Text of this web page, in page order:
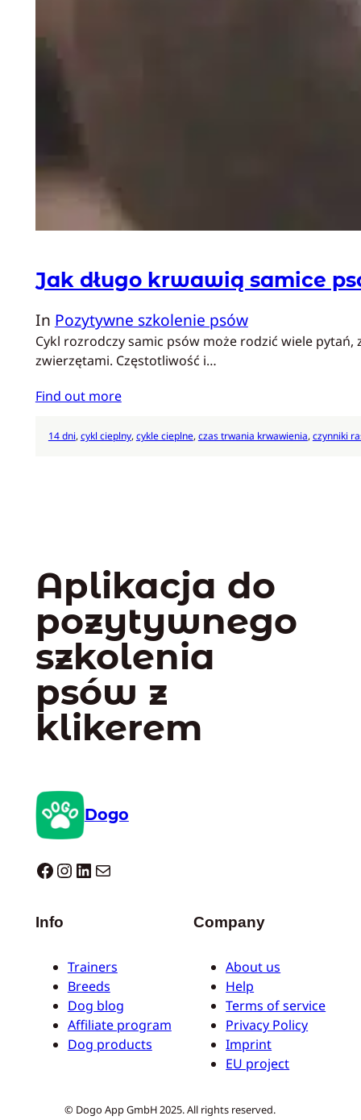
Jak długo krwawią samice
In Pozytywne szkolenie psów
Cykl rozrodczy samic psów może rodzić wiele
zwierzętami. Częstotliwość i…
Find out more
14 dni, cykl cieplny, cykle cieplne, czas trwania krwawienia, czynniki
Aplikacja do
pozytywnego
szkolenia
psów z
klikerem
Dogo
Dogo facebook InstagramLinkedIn Mail
Info
Trainers
Breeds
Dog blog
Affiliate program
Dog products
Company
About us
Help
Terms of service
Privacy Policy
Imprint
EU project
© Dogo App GmbH 2025. All rights reserved.